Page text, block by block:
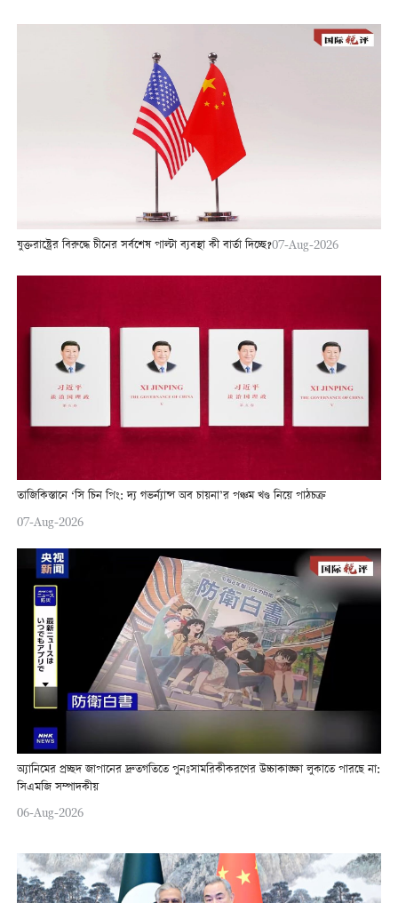
যুক্তরাষ্ট্রের বিরুদ্ধে চীনের সর্বশেষ পাল্টা ব্যবস্থা কী বার্তা দিচ্ছে?07-Aug-2026
তাজিকিস্তানে ‘সি চিন পিং: দ্য গভর্ন্যান্স অব চায়না’র পঞ্চম খণ্ড নিয়ে পাঠচক্র
07-Aug-2026
অ্যানিমের প্রচ্ছদ জাপানের দ্রুতগতিতে পুনঃসামরিকীকরণের উচ্চাকাঙ্ক্ষা লুকাতে পারছে না:
সিএমজি সম্পাদকীয়
06-Aug-2026